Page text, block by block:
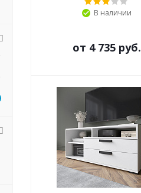
В наличии
от 4 735 руб.